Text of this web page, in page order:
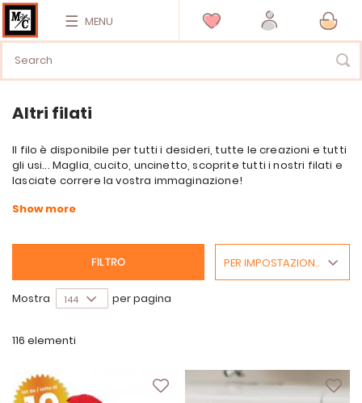
MENU
Altri filati
Il filo è disponibile per tutti i desideri, tutte le creazioni e tutti
gli usi... Maglia, cucito, uncinetto, scoprite tutti i nostri filati e
lasciate correre la vostra immaginazione!
116 elementi
PER IMPOSTAZIONE PREDEFINITA
Mostra per pagina
FILTRO